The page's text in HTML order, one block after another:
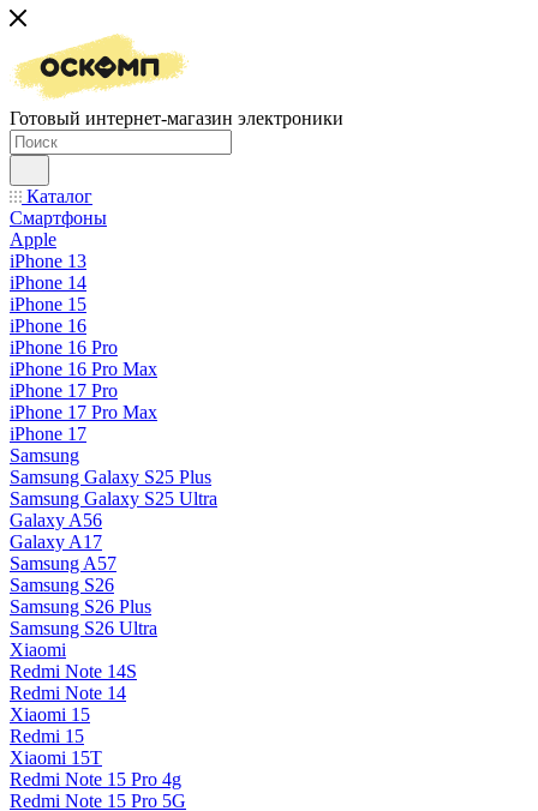
Готовый интернет-магазин электроники
Каталог
Смартфоны
Apple
iPhone 13
iPhone 14
iPhone 15
iPhone 16
iPhone 16 Pro
iPhone 16 Pro Max
iPhone 17 Pro
iPhone 17 Pro Max
iPhone 17
Samsung
Samsung Galaxy S25 Plus
Samsung Galaxy S25 Ultra
Galaxy A56
Galaxy A17
Samsung A57
Samsung S26
Samsung S26 Plus
Samsung S26 Ultra
Xiaomi
Redmi Note 14S
Redmi Note 14
Xiaomi 15
Redmi 15
Xiaomi 15T
Redmi Note 15 Pro 4g
Redmi Note 15 Pro 5G